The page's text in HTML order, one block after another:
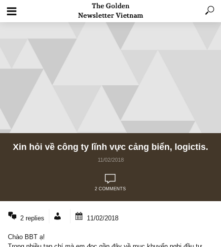
Xin hỏi về công ty lĩnh vực cảng biển,
2 replies 11/02/2018